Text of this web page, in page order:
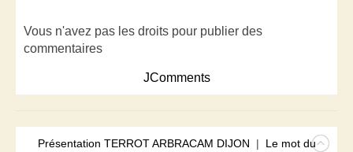
Vous n'avez pas les droits pour publier des
commentaires
JComments
Présentation TERROT ARBRACAM DIJON | Le mot du